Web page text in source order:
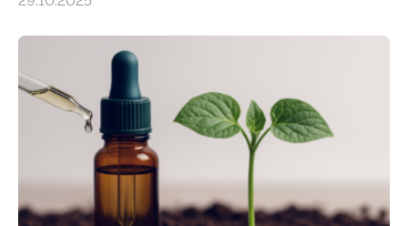
Forschende die bisher älteste bekannte Stechmücken-
Region Kachin in Myanmar und hat sich in
ausgezeichnetem Zustand erhalten. Es konnte als neue
Art einer neuen Gattung beschrieben werden und trägt
nun den Namen Cretosabethes primaevus. Dieser erste
fossile Nachweis einer Stechmückenlarve in Bernstein
stellt gleichzeitig den ersten Fossilfund einer
Mückenlarve aus dem Mesozoikum dar, denn…